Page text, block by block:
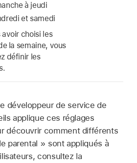
à jeudi
et samedi
choisi les
la semaine, vous
définir les
développeur de service de
applique ces réglages
découvrir comment différents
parental » sont appliqués à
consultez la